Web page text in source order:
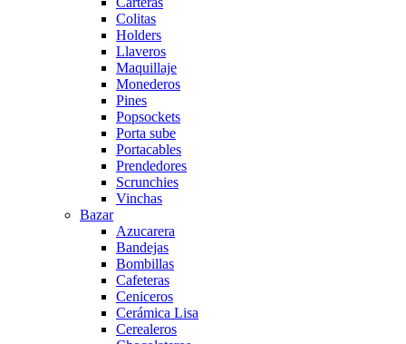
Colitas
Holders
Llaveros
Maquillaje
Monederos
Pines
Popsockets
Porta sube
Portacables
Prendedores
Scrunchies
Vinchas
Bazar
Azucarera
Bandejas
Bombillas
Cafeteras
Ceniceros
Cerámica Lisa
Cerealeros